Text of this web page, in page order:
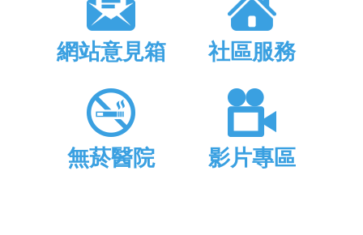
網站意見箱 社區服務
無菸醫院 影片專區